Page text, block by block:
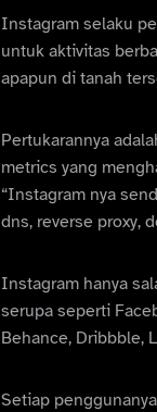
Instagram selaku
untuk aktivitas
apapun di tanah
Pertukarannya
metrics yang
“Instagram nya
dns, reverse proxy,
Instagram hanya
serupa seperti
Behance, Dribbble,
Setiap